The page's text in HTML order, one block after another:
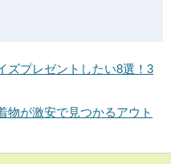
ズプレゼントしたい8選！3
物が激安で見つかるアウト